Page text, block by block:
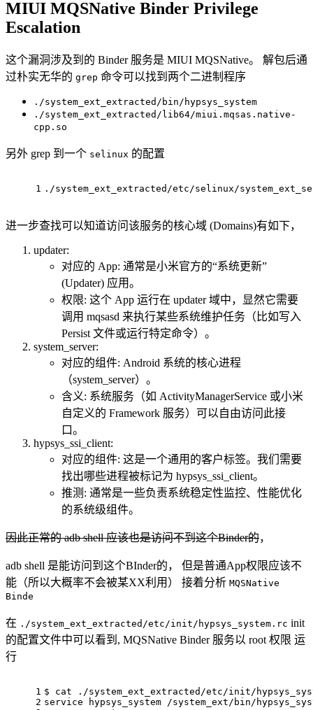
MIUI MQSNative Binder Privilege
Escalation
这个漏洞涉及到的 Binder 服务是 MIUI MQSNative。 解包后通
过朴实无华的 grep 命令可以找到两个二进制程序
./system_ext_extracted/bin/hypsys_system
./system_ext_extracted/lib64/miui.mqsas.native-
cpp.so
另外 grep 到一个 selinux 的配置
1 ./system_ext_extracted/etc/selinux/
进一步查找可以知道访问该服务的核心域 (Domains)有如下，
updater:
对应的 App: 通常是小米官方的“系统更新”
(Updater) 应用。
权限: 这个 App 运行在 updater 域中，显然它需要
调用 mqsasd 来执行某些系统维护任务（比如写入
Persist 文件或运行特定命令）。
system_server:
对应的组件: Android 系统的核心进程
（system_server）。
含义: 系统服务（如 ActivityManagerService 或小米
自定义的 Framework 服务）可以自由访问此接
口。
hypsys_ssi_client:
对应的组件: 这是一个通用的客户标签。我们需要
找出哪些进程被标记为 hypsys_ssi_client。
推测: 通常是一些负责系统稳定性监控、性能优化
的系统级组件。
因此正常的 adb shell 应该也是访问不到这个Binder的，
adb shell 是能访问到这个BInder的， 但是普通App权限应该不
能（所以大概率不会被某XX利用） 接着分析 MQSNative
Binde
在 ./system_ext_extracted/etc/init/hypsys_system.rc init
的配置文件中可以看到, MQSNative Binder 服务以 root 权限 运
行
1
2
$ cat ./system_ext_extracted/etc/init/
service hypsys_system /system_ext/bin/